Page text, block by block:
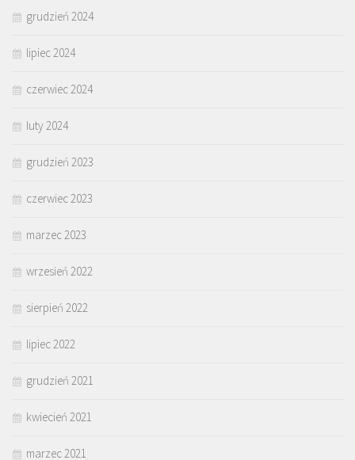
grudzień 2024
lipiec 2024
czerwiec 2024
luty 2024
grudzień 2023
czerwiec 2023
marzec 2023
wrzesień 2022
sierpień 2022
lipiec 2022
grudzień 2021
kwiecień 2021
marzec 2021